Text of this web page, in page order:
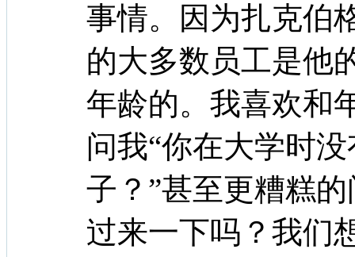
事情。因为扎克伯
的大多数员工是他
年龄的。我喜欢和
问我“你在大学时
子？”甚至更糟糕
过来一下吗？我们